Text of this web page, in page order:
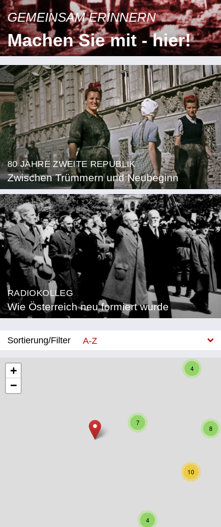
GEMEINSAM ERINNERN
Machen Sie mit - hier!
80 JAHRE ZWEITE REPUBLIK
Zwischen Trümmern und Neubeginn
RADIOKOLLEG
Wie Österreich neu formiert wurde
Sortierung/Filter
A-Z
Kärnten
10
7
4
4
8
+
−